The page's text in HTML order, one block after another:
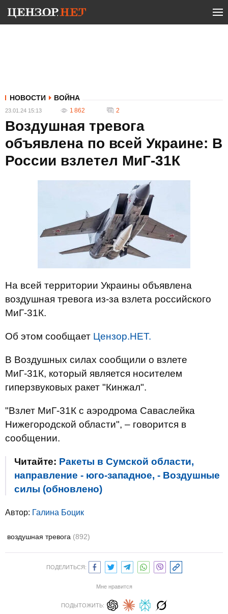
НОВОСТИ ВОЙНА
23.01.24 15:13 1 862 2
Воздушная тревога
объявлена по всей Украине: В
России взлетел МиГ-31К
На всей территории Украины объявлена
воздушная тревога из-за взлета российского
МиГ-31К.
Об этом сообщает Цензор.НЕТ.
В Воздушных силах сообщили о взлете
МиГ-31К, который является носителем
гиперзвуковых ракет "Кинжал".
"Взлет МиГ-31К с аэродрома Саваслейка
Нижегородской области", – говорится в
сообщении.
Читайте: Ракеты в Сумской области,
направление - юго-западное, - Воздушные
силы (обновлено)
Автор: Галина Боцик
воздушная тревога (892)
ПОДЕЛИТЬСЯ:
Мне нравится
ПОДЫТОЖИТЬ: